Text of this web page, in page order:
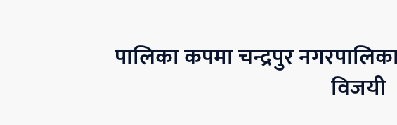
पालिका कपमा चन्द्रपुर
विजयी